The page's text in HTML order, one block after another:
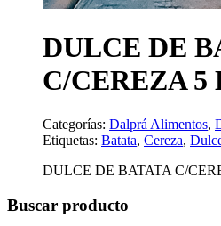
DULCE DE
C/CEREZA 5
Categorías: Dalprá Alimentos,
Etiquetas: Batata, Cereza,
DULCE DE BATATA C/
Buscar producto